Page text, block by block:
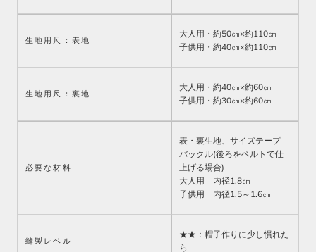
生地用尺：表地
大人用・約50㎝×約110㎝
子供用・約40㎝×約110㎝
生地用尺： 裏地
大人用・約40㎝×約60㎝
子供用・約30㎝×約60㎝
必要な材料
表・裏生地、サイズテープ
バックル(後ろをベルトで仕
上げる場合)
大人用 内径1.8㎝
子供用 内径1.5～1.6㎝
縫製レベル
★★：帽子作りに少し慣れた
ら